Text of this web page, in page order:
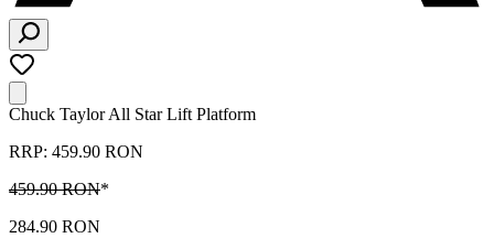
Chuck Taylor All Star Lift Platform
RRP: 459.90 RON
459.90 RON*
284.90 RON